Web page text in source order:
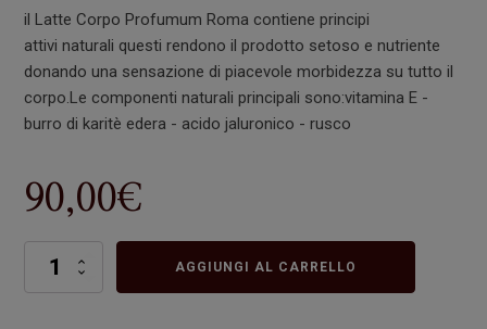
il Latte Corpo Profumum Roma contiene principi
attivi naturali questi rendono il prodotto setoso e nutriente
donando una sensazione di piacevole morbidezza su tutto il
corpo.Le componenti naturali principali sono:vitamina E -
burro di karitè edera - acido jaluronico - rusco
90,00€
Confetto
AGGIUNGI AL CARRELLO